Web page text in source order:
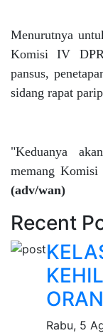
Menurutnya
Komisi IV
pansus,
sidang rapat
"Keduanya
memang Komisi
(adv/wan)
Recent
Rabu, 5